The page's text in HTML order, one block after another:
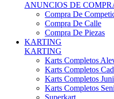
ANUNCIOS DE
Compra De
Compra De Calle
Compra De Piezas
KARTING
KARTING
Karts Completos
Karts Completos
Karts Completos
Karts Completos
Superkart